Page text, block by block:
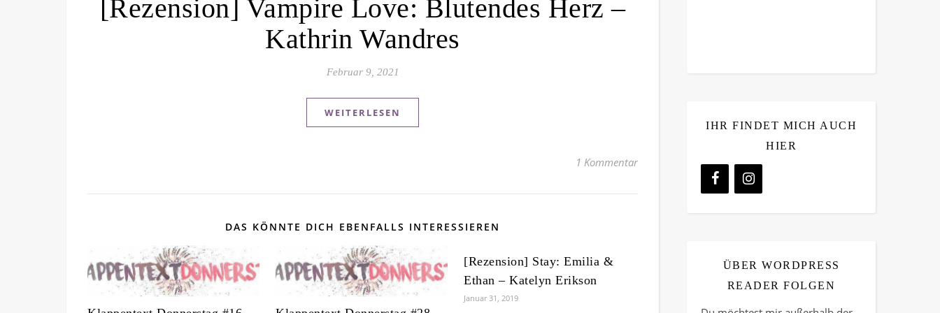
[Rezension] Vampire Love: Blutendes Herz –
Kathrin Wandres
Februar 9, 2021
WEITERLESEN
1 Kommentar
DAS KÖNNTE DICH EBENFALLS INTERESSIEREN
[Rezension] Stay: Emilia &
Ethan – Katelyn Erikson
Januar 31, 2019
IHR FINDET MICH AUCH
HIER
ÜBER WORDPRESS
READER FOLGEN